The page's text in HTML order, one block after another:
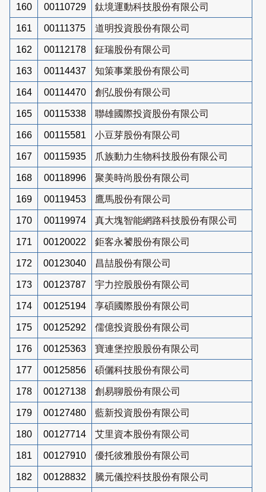
160 00110729 鈦境運動科技股份有限公司
161 00111375 道明投資股份有限公司
162 00112178 鉦瑞股份有限公司
163 00114437 知策事業股份有限公司
164 00114470 創弘股份有限公司
165 00115338 聯雄國際投資股份有限公司
166 00115581 小豆芽股份有限公司
167 00115935 爪族動力生物科技股份有限公司
168 00118996 聚美時尚股份有限公司
169 00119453 鷹馬股份有限公司
170 00119974 真大塊智能網路科技股份有限公司
171 00120022 鉅客永饕股份有限公司
172 00123040 昌喆股份有限公司
173 00123787 宇力控股股份有限公司
174 00125194 享碩國際股份有限公司
175 00125292 儒億投資股份有限公司
176 00125363 寶連堡控股股份有限公司
177 00125856 碩儷科技股份有限公司
178 00127138 創易聊股份有限公司
179 00127480 藍新投資股份有限公司
180 00127714 艾里資本股份有限公司
181 00127910 優托彼雅股份有限公司
182 00128832 騰元儀控科技股份有限公司